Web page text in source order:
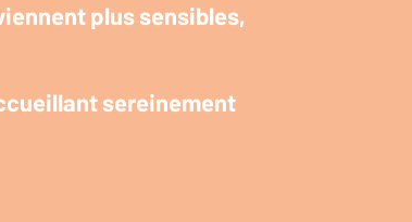
plus sensibles,
sereinement